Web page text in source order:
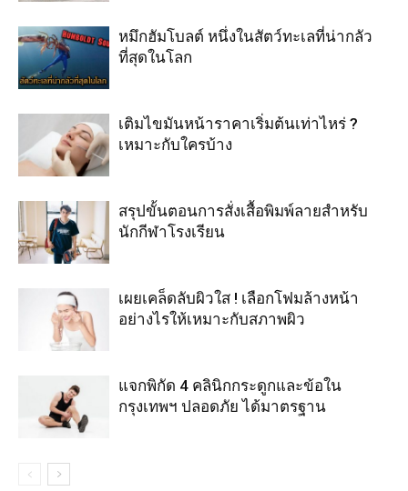
หมึกฮัมโบลต์ หนึ่งในสัตว์ทะเลที่น่ากลัว
ที่สุดในโลก
เติมไขมันหน้าราคาเริ่มต้นเท่าไหร่ ?
เหมาะกับใครบ้าง
สรุปขั้นตอนการสั่งเสื้อพิมพ์ลายสำหรับ
นักกีฬาโรงเรียน
เผยเคล็ดลับผิวใส ! เลือกโฟมล้างหน้า
อย่างไรให้เหมาะกับสภาพผิว
แจกพิกัด 4 คลินิกกระดูกและข้อใน
กรุงเทพฯ ปลอดภัย ได้มาตรฐาน